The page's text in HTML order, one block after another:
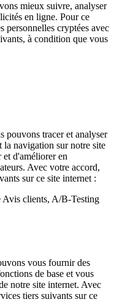
mieux suivre, analyser
en ligne. Pour ce
personnelles cryptées avec
à condition que vous
pouvons tracer et analyser
la navigation sur notre site
d'améliorer en
Avec votre accord,
sur ce site internet :
clients, A/B-Testing
vous fournir des
de base et vous
notre site internet. Avec
tiers suivants sur ce